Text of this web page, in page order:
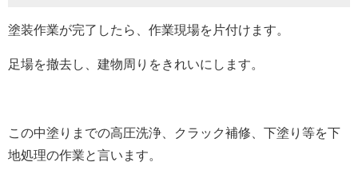
塗装作業が完了したら、作業現場を片付けます。
足場を撤去し、建物周りをきれいにします。
この中塗りまでの高圧洗浄、クラック補修、下塗り等を下
地処理の作業と言います。